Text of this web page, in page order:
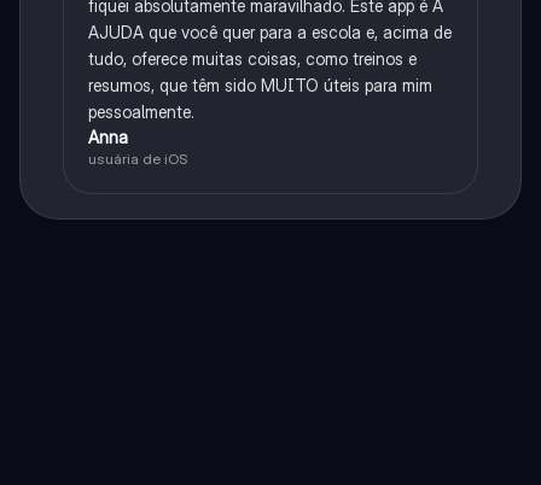
fiquei absolutamente maravilhado. Este app é A
AJUDA que você quer para a escola e, acima de
tudo, oferece muitas coisas, como treinos e
resumos, que têm sido MUITO úteis para mim
pessoalmente.
Anna
usuária de iOS